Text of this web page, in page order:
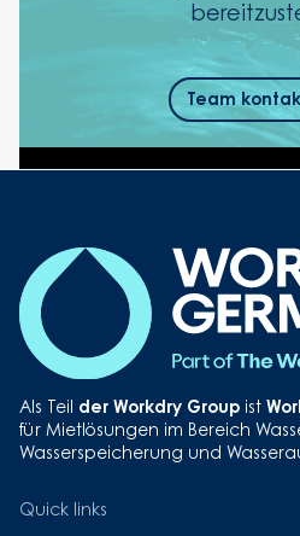
Team
Als Teil der Workdry Group ist
für Mietlösungen im Bereich
Wasserspeicherung und
Quick links